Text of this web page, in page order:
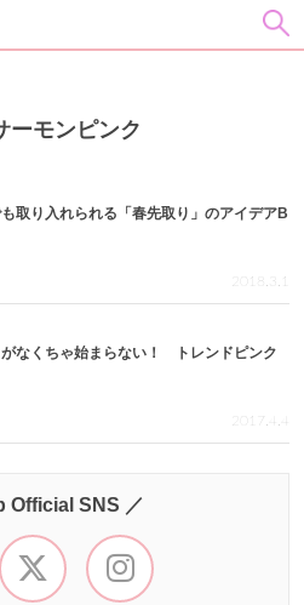
ーモンピンク
取り入れられる「春先取り」のアイデアB
2018.3.1
なくちゃ始まらない！ トレンドピンク
2017.4.4
Official SNS ／